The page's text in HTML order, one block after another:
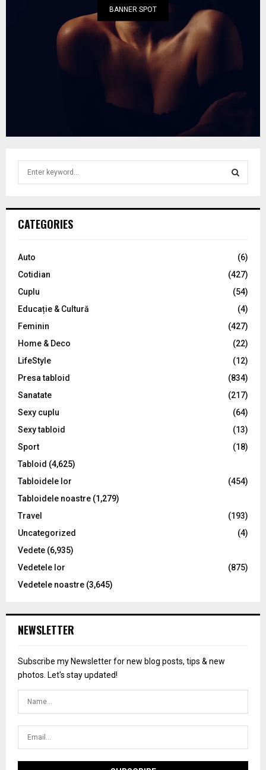
BANNER SPOT
h
o
:
C
CATEGORIES
Auto
(6)
Cotidian
(427)
Cuplu
(54)
Educație & Cultură
(4)
Feminin
(427)
Home & Deco
(22)
LifeStyle
(12)
Presa tabloid
(834)
Sanatate
(217)
Sexy cuplu
(64)
Sexy tabloid
(13)
Sport
(18)
Tabloid (4,625)
Tabloidele lor
(454)
Tabloidele noastre (1,279)
Travel
(193)
Uncategorized
(4)
Vedete (6,935)
Vedetele lor
(875)
Vedetele noastre (3,645)
NEWSLETTER
Subscribe my Newsletter for new blog posts, tips & new
photos. Let's stay updated!